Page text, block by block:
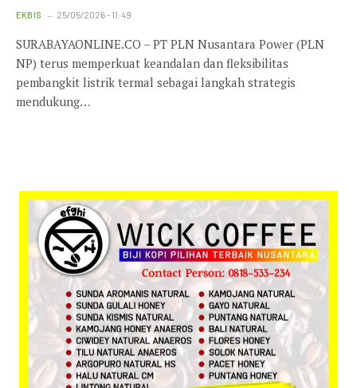
EKBIS 25/05/2026 - 11:49
SURABAYAONLINE.CO – PT PLN Nusantara Power (PLN
NP) terus memperkuat keandalan dan fleksibilitas
pembangkit listrik termal sebagai langkah strategis
mendukung…